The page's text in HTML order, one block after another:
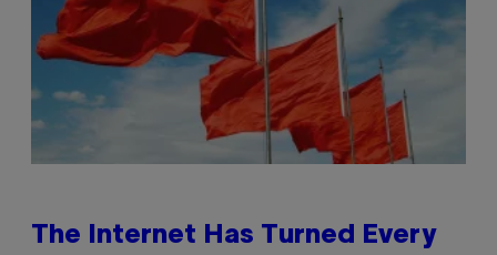
The Internet Has Turned Every